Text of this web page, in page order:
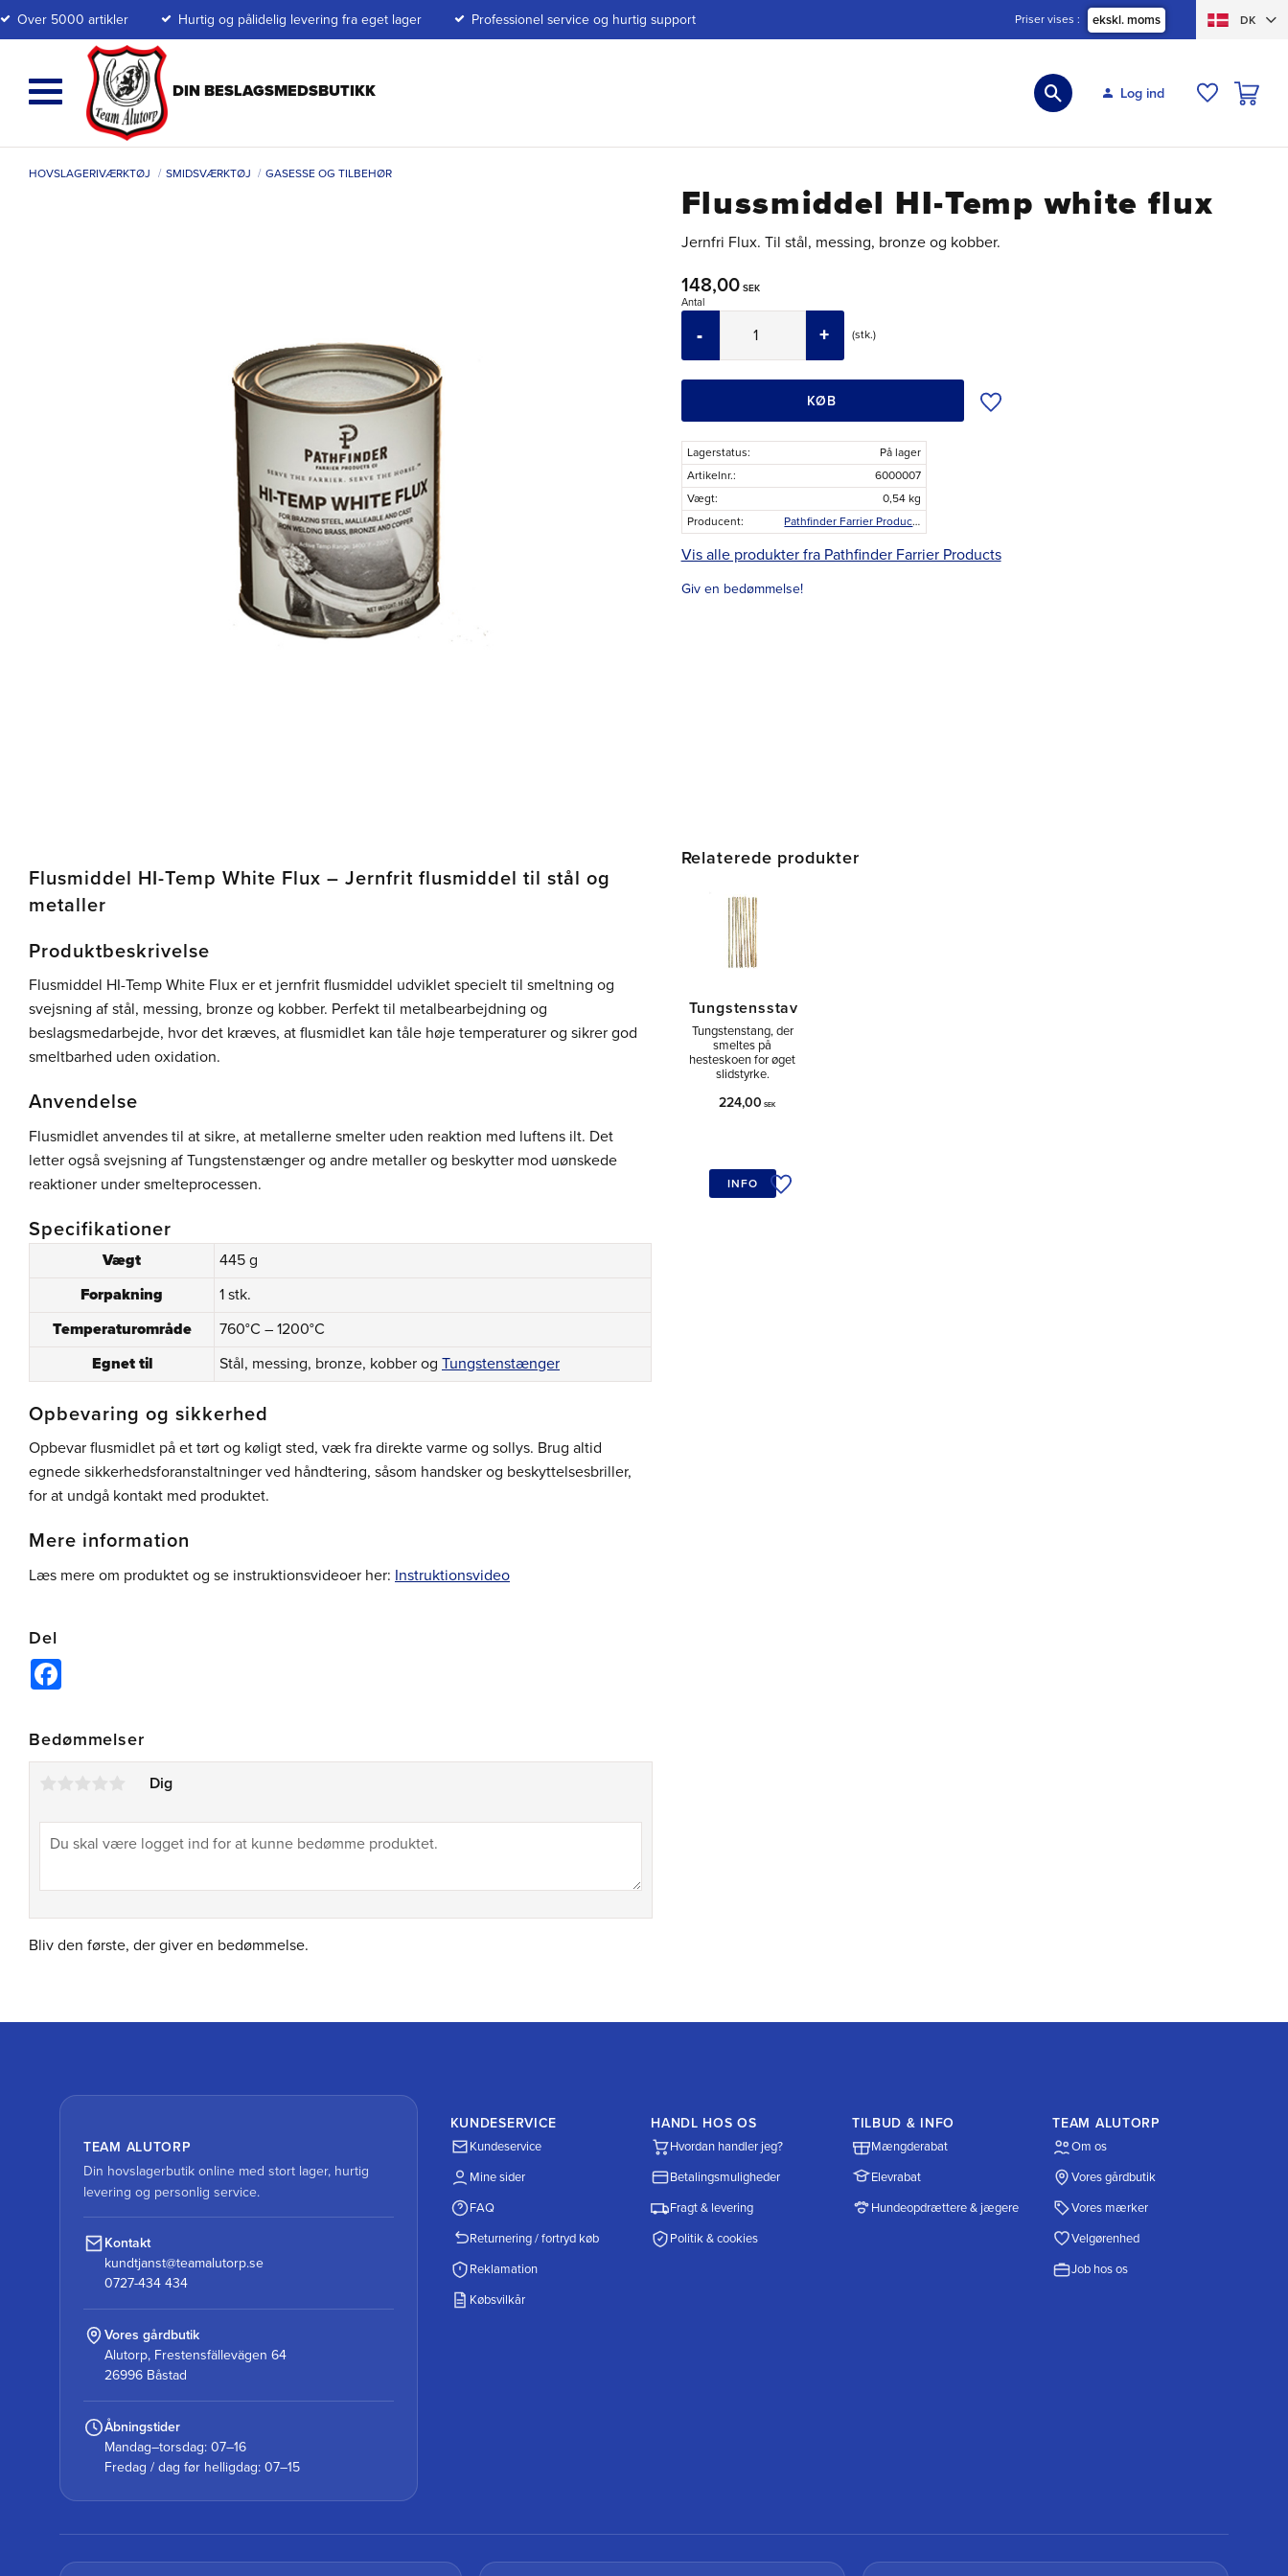
Over 5000 artikler Hurtig og pålidelig levering fra eget lager Professionel service og hurtig support Priser vises ekskl. moms DK
Log ind
HOVSLAGERIVÆRKTØJ SMIDSVÆRKTØJ GASESSE OG TILBEHØR
Flussmiddel HI-Temp white flux
Jernfri Flux. Til stål, messing, bronze og kobber.
148,00SEK
Antal
stk.
+
-
KØB Tilføj til ønskeliste
Lagerstatus
På lager
Artikelnr.
6000007
Vægt
0,54 kg
Producent
Pathfinder Farrier Products
Vis alle produkter fra Pathfinder Farrier Products
Giv en bedømmelse!
Flusmiddel HI-Temp White Flux – Jernfrit flusmiddel til stål og
metaller
Produktbeskrivelse
Flusmiddel HI-Temp White Flux er et jernfrit flusmiddel udviklet specielt til smeltning og
svejsning af stål, messing, bronze og kobber. Perfekt til metalbearbejdning og
beslagsmedarbejde, hvor det kræves, at flusmidlet kan tåle høje temperaturer og sikrer god
smeltbarhed uden oxidation.
Anvendelse
Flusmidlet anvendes til at sikre, at metallerne smelter uden reaktion med luftens ilt. Det
letter også svejsning af Tungstenstænger og andre metaller og beskytter mod uønskede
reaktioner under smelteprocessen.
Specifikationer
Vægt
445 g
Forpakning
1 stk.
Temperaturområde
760°C – 1200°C
Egnet til
Stål, messing, bronze, kobber og Tungstenstænger
Opbevaring og sikkerhed
Opbevar flusmidlet på et tørt og køligt sted, væk fra direkte varme og sollys. Brug altid
egnede sikkerhedsforanstaltninger ved håndtering, såsom handsker og beskyttelsesbriller,
for at undgå kontakt med produktet.
Mere information
Læs mere om produktet og se instruktionsvideoer her: Instruktionsvideo
Relaterede produkter
Tungstensstav
Tungstenstang, der
smeltes på
hesteskoen for øget
slidstyrke.
224,00 SEK
Tilføj til ønskeliste
INFO
Del
Bedømmelser
Dig
Bliv den første, der giver en bedømmelse.
TEAM ALUTORP
Din hovslagerbutik online med stort lager, hurtig
levering og personlig service.
Kontakt
kundtjanst@teamalutorp.se
0727-434 434
Vores gårdbutik
Alutorp, Frestensfällevägen 64
26996 Båstad
Åbningstider
Mandag–torsdag: 07–16
Fredag / dag før helligdag: 07–15
KUNDESERVICE
Kundeservice
Mine sider
FAQ
Returnering / fortryd køb
Reklamation
Købsvilkår
HANDL HOS OS
Hvordan handler jeg?
Betalingsmuligheder
Fragt & levering
Politik & cookies
TILBUD & INFO
Mængderabat
Elevrabat
Hundeopdrættere & jægere
TEAM ALUTORP
Om os
Vores gårdbutik
Vores mærker
Velgørenhed
Job hos os